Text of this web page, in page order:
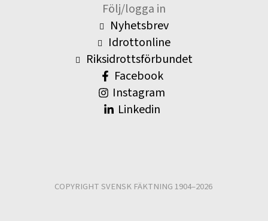
Följ/logga in
Nyhetsbrev
Idrottonline
Riksidrottsförbundet
Facebook
Instagram
Linkedin
COPYRIGHT SVENSK FÄKTNING 1904–2026